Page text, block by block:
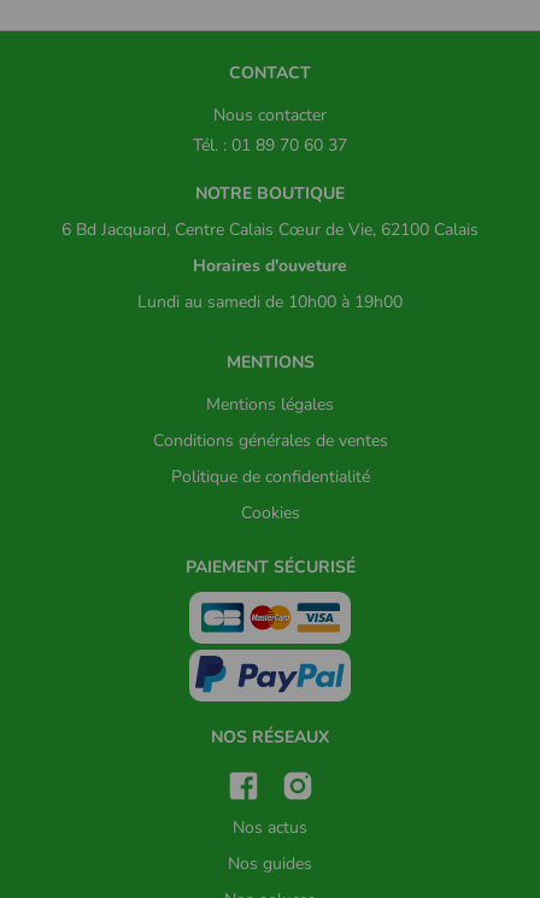
CONTACT
Nous contacter
Tél. : 01 89 70 60 37
NOTRE BOUTIQUE
6 Bd Jacquard, Centre Calais Cœur de Vie, 62100 Calais
Horaires d'ouveture
Lundi au samedi de 10h00 à 19h00
MENTIONS
Mentions légales
Conditions générales de ventes
Politique de confidentialité
Cookies
PAIEMENT SÉCURISÉ
NOS RÉSEAUX
Nos actus
Nos guides